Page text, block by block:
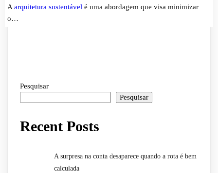
A arquitetura sustentável é uma abordagem que visa minimizar
o…
Pesquisar
Pesquisar
Recent Posts
A surpresa na conta desaparece quando a rota é bem
calculada